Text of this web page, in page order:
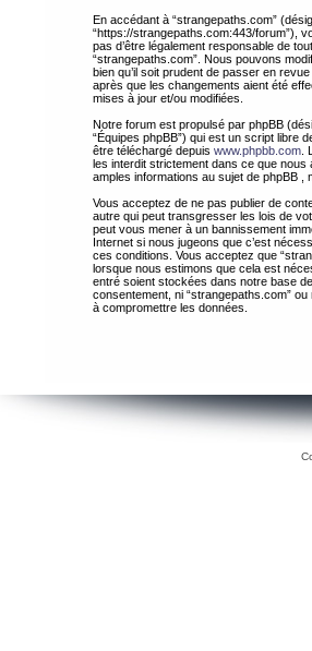
En accédant à “strangepaths.com”
“https://strangepaths.com:443/forum”),
pas d’être légalement responsable de
“strangepaths.com”. Nous pouvons
bien qu’il soit prudent de passer en
après que les changements aient été
mises à jour et/ou modifiées.
Notre forum est propulsé par phpBB
“Équipes phpBB”) qui est un script libre
être téléchargé depuis www.phpbb.com
les interdit strictement dans ce que nous
amples informations au sujet de phpBB ,
Vous acceptez de ne pas publier de
autre qui peut transgresser les lois de
peut vous mener à un bannissement
Internet si nous jugeons que c’est
ces conditions. Vous acceptez que
lorsque nous estimons que cela est
entré soient stockées dans notre base
consentement, ni “strangepaths.com”
à compromettre les données.